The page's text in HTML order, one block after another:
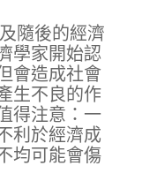
隨後的經濟
學家開始認
會造成社會
生不良的作
得注意：一
利於經濟成
均可能會傷